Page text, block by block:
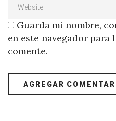
Guarda mi nombre,
en este navegador para
comente.